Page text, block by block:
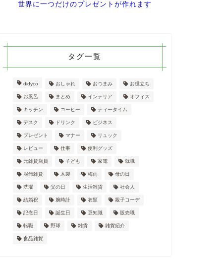
世界に一つだけのプレゼントが作れます
タグ一覧
didyco おしゃれ おつまみ お役立ち
お風呂 まとめ インテリア オフィス
キッチン コーヒー ティータイム
デスク ドリンク ビジネス
プレゼント マナー リュック
レビュー 仕事 便利グッズ
元雑貨店員 子ども 家電 就職
服飾雑貨 木製 梅雨 母の日
洗濯 父の日 生活雑貨 社会人
結婚祝 腕時計 衣類 親子コーデ
記念日 誕生日 豆知識 販売職
転職 野球 雑貨 雑貨紹介
食品雑貨